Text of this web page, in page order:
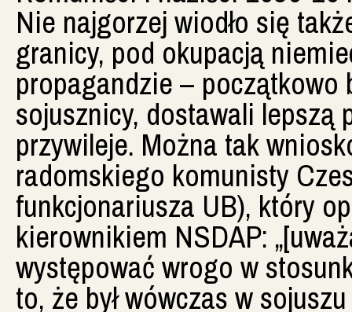
Nie najgorzej wiodło się
granicy, pod okupacją
propagandzie –
sojusznicy, dostawali
przywileje. Można tak
radomskiego komunisty
funkcjonariusza UB), który
kierownikiem NSDAP:
występować wrogo w
to, że był wówczas w